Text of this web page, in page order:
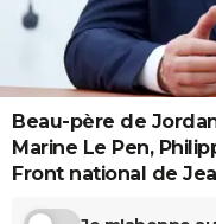
Destinations
City break
Voyage nature
Voyage de noces
Forum
Climat
+
PHOTO
GUIDES D'ACHAT
BONS PLANS
CARTE DE VOEUX
Carte de Noël
Carte Bonne année
Carte Saint-Valentin
Carte Pâques
Carte d'anniversaire
DICTIONNAIRE
Beau-père de
Marine Le Pen,
Front national de